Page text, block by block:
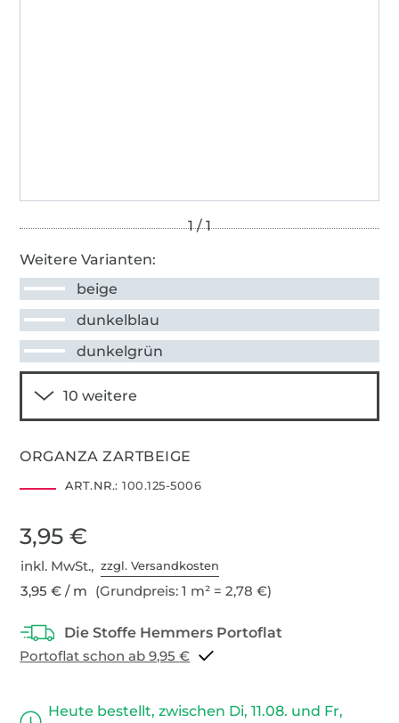
Weitere Varianten:
beige
dunkelblau
dunkelgrün
ORGANZA ZARTBEIGE
ART.NR.: 100.125-5006
3,95 €
inkl. MwSt.,zzgl. Versandkosten
3,95 € / m (Grundpreis: 1 m² = 2,78 €)
Portoflat schon ab 9,95 €
Heute bestellt, zwischen Di, 11.08. und Fr,